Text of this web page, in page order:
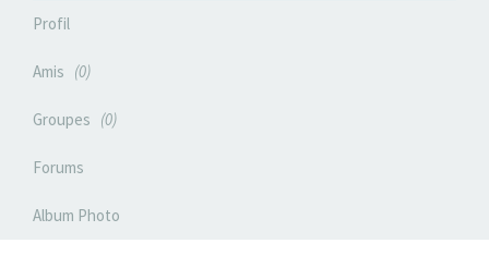
Profil
Amis 0
Groupes 0
Forums
Album Photo